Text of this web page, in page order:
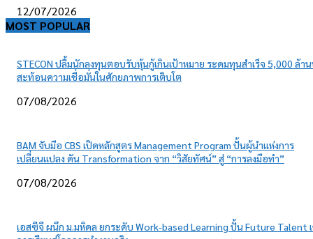
12/07/2026
MOST POPULAR
STECON ปลื้มนักลงทุนตอบรับหุ้นกู้เกินเป้าหมาย ระดมทุนสำเร็จ 5,000 ล้า
สะท้อนความเชื่อมั่นในศักยภาพการเติบโต
07/08/2026
BAM จับมือ CBS เปิดหลักสูตร Management Program ปั้นผู้นำแห่งการ
เปลี่ยนแปลง ดัน Transformation จาก “วิสัยทัศน์” สู่ “การลงมือทำ”
07/08/2026
เอสซีจี ผนึก ม.มหิดล ยกระดับ Work-based Learning ปั้น Future Talent